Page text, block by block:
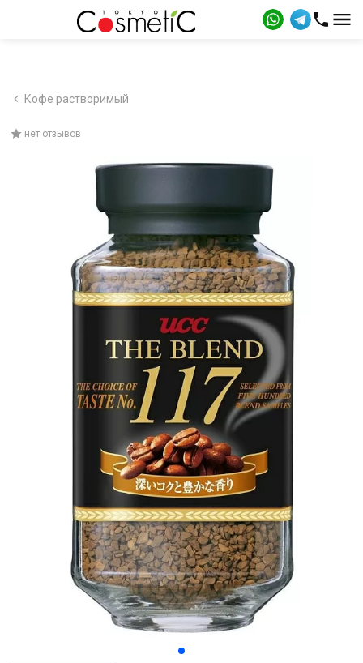
Кофе растворимый
нет отзывов